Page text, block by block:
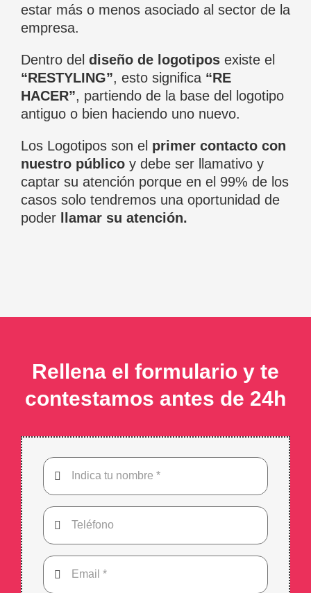
estar más o menos asociado al sector de la
empresa.
Dentro del diseño de logotipos existe el
“RESTYLING”, esto significa “RE
HACER”, partiendo de la base del logotipo
antiguo o bien haciendo uno nuevo.
Los Logotipos son el primer contacto con
nuestro público y debe ser llamativo y
captar su atención porque en el 99% de los
casos solo tendremos una oportunidad de
poder
llamar su atención.
Rellena el formulario y te
contestamos antes de 24h